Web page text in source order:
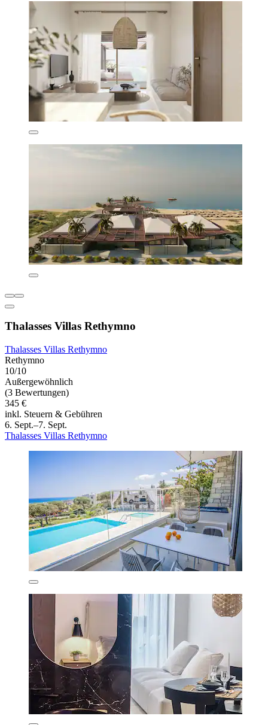
Thalasses Villas Rethymno
Thalasses Villas Rethymno
Rethymno
10/10
Außergewöhnlich
(3 Bewertungen)
345 €
inkl. Steuern & Gebühren
6. Sept.–7. Sept.
Thalasses Villas Rethymno